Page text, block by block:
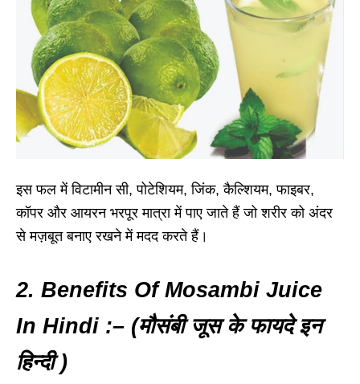
इस फल में विटामीन सी, पोटेशियम, जिंक, कैल्शियम, फाइबर,
कॉपर और आयरन भरपूर मात्रा में पाए जाते हैं जो शरीर को अंदर
से मज़बूत बनाए रखने में मदद करते हैं।
2. Benefits Of Mosambi Juice
In Hindi :– (मौसंबी जूस के फायदे इन
हिन्दी )